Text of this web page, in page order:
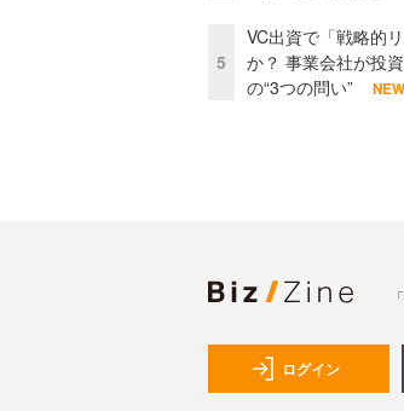
5
VC出資で「戦略的
か？ 事業会社が投
の“3つの問い”
NEW
ログイン